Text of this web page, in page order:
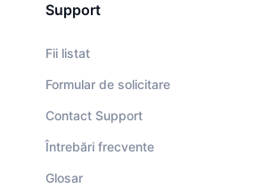
Support
Fii listat
Formular de solicitare
Contact Support
Întrebări frecvente
Glosar